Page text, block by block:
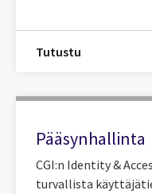
Tutustu
Pääsynhallinta
CGI:n Identity &
turvallista